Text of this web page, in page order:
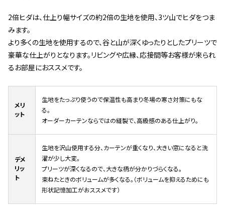
2倍ヒダは、仕上り幅サイズの約2倍の生地を使用、3ツ山でヒダをつま
みます。
より多くの生地を使用するので、谷と山が深くゆったりとしたプリーツで
豪華な仕上がりとなります。リビングや広縁、応接間等お客様が来られ
るお部屋におススメです。
メリ
ット
生地をたっぷり使うので保温性も高まり冬場の寒さ対策にもな
る。
オーダーカーテンならではの縫製で、高級感のある仕上がり。
デメ
リッ
ト
生地を沢山使用する分、カーテンが重くなり、大きい窓になると洗
濯が少し大変。
プリーツが深くなるので、大きな柄が分かりづらくなる。
束ねたときのボリュームが多くなる。（ボリュームを抑えるためにも
形状記憶加工がおススメです）